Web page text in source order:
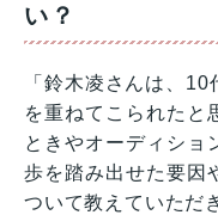
い？
「鈴木凌さんは、
を重ねてこられたと
ときやオーディショ
歩を踏み出せた要因
ついて教えていただ